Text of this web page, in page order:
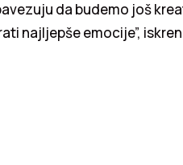
da budemo još
najljepše emocije”,